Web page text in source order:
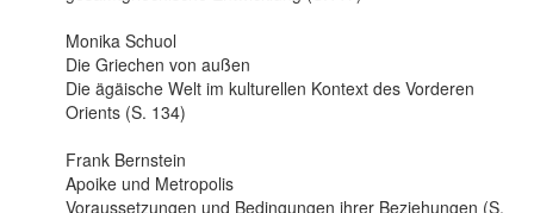
Monika Schuol
Die Griechen von außen
Die ägäische Welt im kulturellen Kontext des Vorderen
Orients (S. 134)
Frank Bernstein
Apoike und Metropolis
Voraussetzungen und Bedingungen ihrer Beziehungen (S.